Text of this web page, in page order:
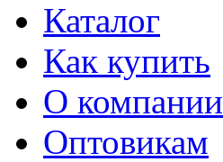
Каталог
Как купить
О компании
Оптовикам